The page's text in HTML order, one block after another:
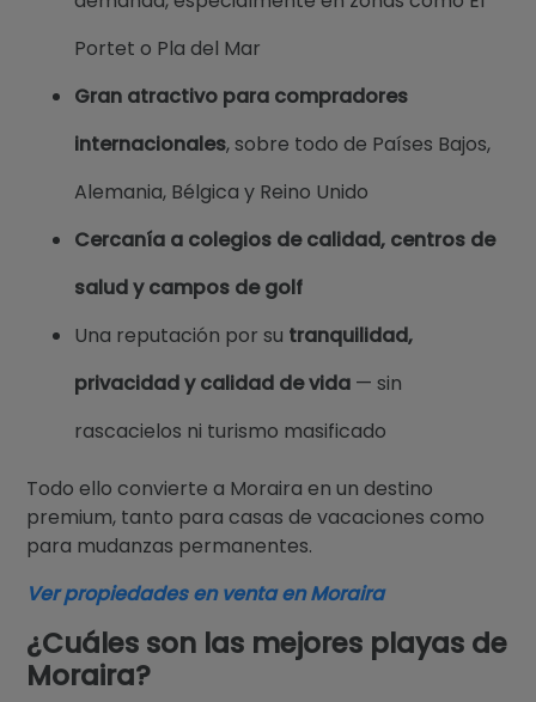
Portet o Pla del Mar
Gran atractivo para compradores
internacionales, sobre todo de Países Bajos,
Alemania, Bélgica y Reino Unido
Cercanía a colegios de calidad, centros de
salud y campos de golf
Una reputación por su tranquilidad,
privacidad y calidad de vida — sin
rascacielos ni turismo masificado
Todo ello convierte a Moraira en un destino
premium, tanto para casas de vacaciones como
para mudanzas permanentes.
Ver propiedades en venta en Moraira
¿Cuáles son las mejores playas de
Moraira?